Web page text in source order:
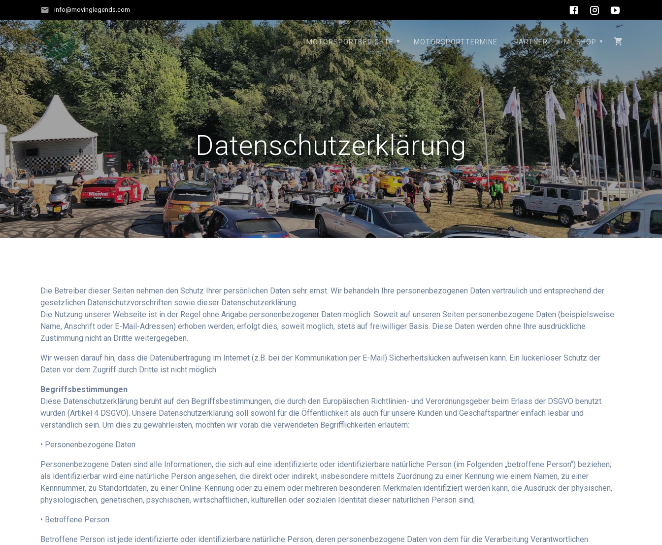
springen
info@movinglegends.com
MOTORSPORTBERICHTE MOTORSPORTTERMINE PARTNER ML SHOP
Datenschutzerklärung
Die Betreiber dieser Seiten nehmen den Schutz Ihrer persönlichen Daten sehr ernst. Wir behandeln Ihre personenbezogenen Daten vertraulich und entsprechend der
gesetzlichen Datenschutzvorschriften sowie dieser Datenschutzerklärung.
Die Nutzung unserer Webseite ist in der Regel ohne Angabe personenbezogener Daten möglich. Soweit auf unseren Seiten personenbezogene Daten (beispielsweise
Name, Anschrift oder E-Mail-Adressen) erhoben werden, erfolgt dies, soweit möglich, stets auf freiwilliger Basis. Diese Daten werden ohne Ihre ausdrückliche
Zustimmung nicht an Dritte weitergegeben.
Wir weisen darauf hin, dass die Datenübertragung im Internet (z.B. bei der Kommunikation per E-Mail) Sicherheitslücken aufweisen kann. Ein lückenloser Schutz der
Daten vor dem Zugriff durch Dritte ist nicht möglich.
Begriffsbestimmungen
Diese Datenschutzerklärung beruht auf den Begriffsbestimmungen, die durch den Europäischen Richtlinien- und Verordnungsgeber beim Erlass der DSGVO benutzt
wurden (Artikel 4 DSGVO). Unsere Datenschutzerklärung soll sowohl für die Öffentlichkeit als auch für unsere Kunden und Geschäftspartner einfach lesbar und
verständlich sein. Um dies zu gewährleisten, möchten wir vorab die verwendeten Begrifflichkeiten erläutern:
• Personenbezogene Daten
Personenbezogene Daten sind alle Informationen, die sich auf eine identifizierte oder identifizierbare natürliche Person (im Folgenden „betroffene Person“) beziehen;
als identifizierbar wird eine natürliche Person angesehen, die direkt oder indirekt, insbesondere mittels Zuordnung zu einer Kennung wie einem Namen, zu einer
Kennnummer, zu Standortdaten, zu einer Online-Kennung oder zu einem oder mehreren besonderen Merkmalen identifiziert werden kann, die Ausdruck der physischen,
physiologischen, genetischen, psychischen, wirtschaftlichen, kulturellen oder sozialen Identität dieser natürlichen Person sind;
• Betroffene Person
Betroffene Person ist jede identifizierte oder identifizierbare natürliche Person, deren personenbezogene Daten von dem für die Verarbeitung Verantwortlichen